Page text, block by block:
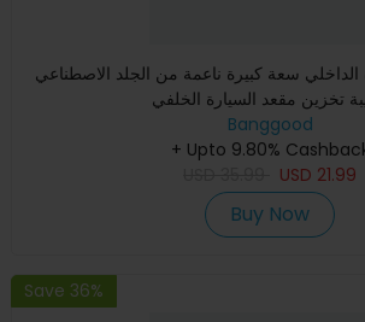
سعة كبيرة ناعمة من الجلد الاصطناعي
تخزين مقعد السيارة الخلفي
Banggood
+ Upto 9.80%
USD 21.99
Buy Now
Save 36%